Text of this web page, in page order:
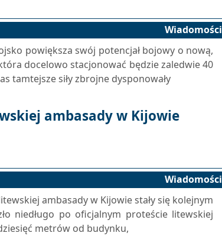
Wiadomości
powiększa swój potencjał bojowy o nową,
docelowo stacjonować będzie zaledwie 40
tamtejsze siły zbrojne dysponowały
ambasady w Kijowie
Wiadomości
ambasady w Kijowie stały się kolejnym
niedługo po oficjalnym proteście litewskiej
metrów od budynku,